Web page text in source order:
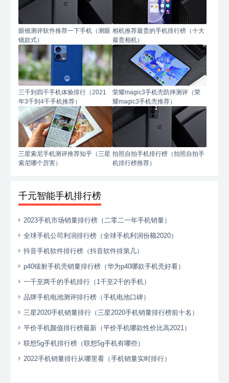
眼镜测评软件推荐一下手机（测眼
镜款式）
相机推荐最贵的手机排行榜（十大
最贵相机）
三千到四千手机体验排行（2021
年3千到4千手机推荐）
荣耀magic3手机壳防摔测评（荣
耀magic3手机壳推荐）
三星索尼手机测评推荐知乎（三星
索尼哪个厉害）
拍照自拍手机排行榜（拍照自拍手
机排行榜推荐）
千元智能手机排行榜
2023手机市场销量排行榜（二零二一年手机销量）
全球手机公司利润排行榜（全球手机利润份额2020）
抖音手机软件排行榜（抖音软件排第几）
p40镭射手机壳销量排行榜（华为p40哪款手机壳好看）
一千至两千的手机排行（1千至2千的手机）
品牌手机电池测评排行榜（手机电池口碑）
三星2020手机销量排行（三星2020手机销量排行榜前十名）
平价手机颜值排行榜最新（平价手机哪款性价比高2021）
联想5g手机排行榜（联想5g手机有哪些）
2022手机销量排行从哪里看（手机销量实时排行）